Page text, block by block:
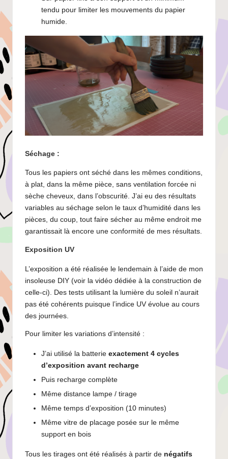
tendu pour limiter les mouvements du papier
humide.
Séchage :
Tous les papiers ont séché dans les mêmes conditions,
à plat, dans la même pièce, sans ventilation forcée ni
sèche cheveux, dans l’obscurité. J’ai eu des résultats
variables au séchage selon le taux d’humidité dans les
pièces, du coup, tout faire sécher au même endroit me
garantissait là encore une conformité de mes résultats.
Exposition UV
L’exposition a été réalisée le lendemain à l’aide de mon
insoleuse DIY (voir la vidéo dédiée à la construction de
celle-ci). Des tests utilisant la lumière du soleil n’aurait
pas été cohérents puisque l’indice UV évolue au cours
des journées.
Pour limiter les variations d’intensité :
J’ai utilisé la batterie exactement 4 cycles
d’exposition avant recharge
Puis recharge complète
Même distance lampe / tirage
Même temps d’exposition (10 minutes)
Même vitre de placage posée sur le même
support en bois
Tous les tirages ont été réalisés à partir de négatifs